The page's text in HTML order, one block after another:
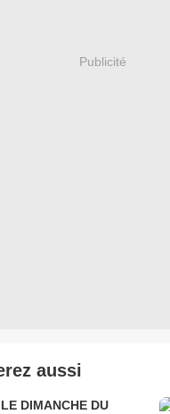
Publicité
aussi
DIMANCHE DU